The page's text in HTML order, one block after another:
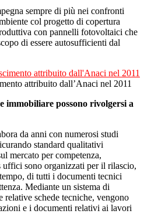
sempre di più nei confronti
col progetto di copertura
con pannelli fotovoltaici che
di essere autosufficienti dal
attribuito dall’Anaci nel 2011
immobiliare possono rivolgersi a
da anni con numerosi studi
standard qualitativi
mercato per competenza,
sono organizzati per il rilascio,
di tutti i documenti tecnici
Mediante un sistema di
relative schede tecniche, vengono
e i documenti relativi ai lavori